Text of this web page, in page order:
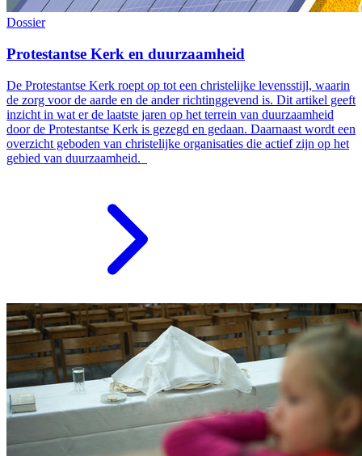
Dossier
Protestantse Kerk en duurzaamheid
De Protestantse Kerk roept op tot een christelijke levensstijl, waarin
de zorg voor de aarde en de ander richtinggevend is. Dit artikel geeft
inzicht in wat er de laatste jaren op het terrein van duurzaamheid
door de Protestantse Kerk is gezegd en gedaan. Daarnaast wordt een
overzicht geboden van christelijke organisaties die actief zijn op het
gebied van duurzaamheid.